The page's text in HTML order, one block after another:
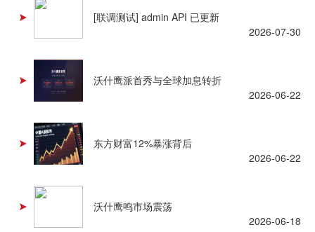
[联调测试] admin API 已更新
2026-07-30
沃什鹰派首秀与全球加息转折
2026-06-22
东方财富12%暴涨背后
2026-06-22
沃什鹰鸣市场震荡
2026-06-18